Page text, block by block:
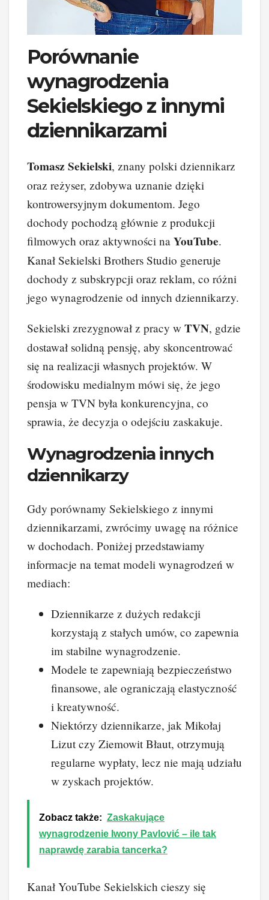
Porównanie
wynagrodzenia
Sekielskiego z innymi
dziennikarzami
Tomasz Sekielski, znany polski dziennikarz
oraz reżyser, zdobywa uznanie dzięki
kontrowersyjnym dokumentom. Jego
dochody pochodzą głównie z produkcji
filmowych oraz aktywności na YouTube.
Kanał Sekielski Brothers Studio generuje
dochody z subskrypcji oraz reklam, co różni
jego wynagrodzenie od innych dziennikarzy.
Sekielski zrezygnował z pracy w TVN, gdzie
dostawał solidną pensję, aby skoncentrować
się na realizacji własnych projektów. W
środowisku medialnym mówi się, że jego
pensja w TVN była konkurencyjna, co
sprawia, że decyzja o odejściu zaskakuje.
Wynagrodzenia innych
dziennikarzy
Gdy porównamy Sekielskiego z innymi
dziennikarzami, zwrócimy uwagę na różnice
w dochodach. Poniżej przedstawiamy
informacje na temat modeli wynagrodzeń w
mediach:
Dziennikarze z dużych redakcji
korzystają z stałych umów, co zapewnia
im stabilne wynagrodzenie.
Modele te zapewniają bezpieczeństwo
finansowe, ale ograniczają elastyczność
i kreatywność.
Niektórzy dziennikarze, jak Mikołaj
Lizut czy Ziemowit Błaut, otrzymują
regularne wypłaty, lecz nie mają udziału
w zyskach projektów.
Zobacz także: Zaskakujące
wynagrodzenie Iwony Pavlović – ile tak
naprawdę zarabia tancerka?
Kanał YouTube Sekielskich cieszy się